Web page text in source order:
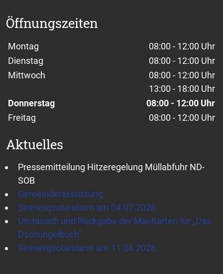
Öffnungszeiten
Wochentage / Monate
Öffnungszeiten / Hinweise
Montag
08:00 - 12:00 Uhr
Dienstag
08:00 - 12:00 Uhr
Mittwoch
08:00 - 12:00 Uhr
13:00 - 18:00 Uhr
Donnerstag
08:00 - 12:00 Uhr
Freitag
08:00 - 12:00 Uhr
Aktuelles
Pressemitteilung Hitzeregelung Müllabfuhr ND-
SOB
Gemeinderatssitzung
Sirenenprobealarm am 04.07.2026
Umtausch und Rückgabe der Mai-Karten für „Das
Dschungelbuch“
Sirenenprobealarm am 11.04.2026